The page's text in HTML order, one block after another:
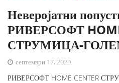
Неверојатни
РИВЕРСОФТ
СТРУМИЦА-
септември 17, 2020
РИВЕРСОФТ HOME CENTER